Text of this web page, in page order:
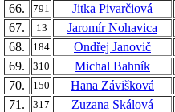
66.
791 Jitka Pivarčiová
67.
13 Jaromír Nohavica
68.
184 Ondřej Janovič
69.
310 Michal Bahník
70.
150 Hana Závišková
71.
317 Zuzana Skálová